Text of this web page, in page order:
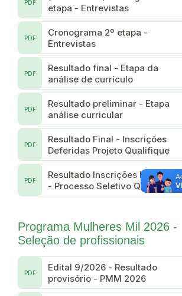
etapa - Entrevistas
PDF
Cronograma 2º etapa -
Entrevistas
PDF
Resultado final - Etapa da
análise de currículo
PDF
Resultado preliminar - Etapa
análise curricular
PDF
Resultado Final - Inscrições
Deferidas Projeto Qualifique
PDF
Resultado Inscrições Deferidas
- Processo Seletivo Qualifique
PDF
Programa Mulheres Mil 2026 -
Seleção de profissionais
Edital 9/2026 - Resultado
provisório - PMM 2026
PDF